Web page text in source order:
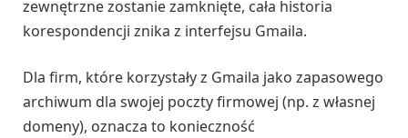
zewnętrzne zostanie zamknięte, cała historia
korespondencji znika z interfejsu Gmaila.
Dla firm, które korzystały z Gmaila jako zapasowego
archiwum dla swojej poczty firmowej (np. z własnej
domeny), oznacza to konieczność